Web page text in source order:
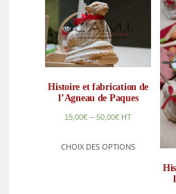
Histoire et fabrication de
l’Agneau de Paques
15,00€ –50,00€ HT
CHOIX DES OPTIONS